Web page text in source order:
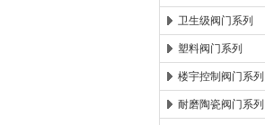
卫生级阀门系列
塑料阀门系列
楼宇控制阀门系列
耐磨陶瓷阀门系列